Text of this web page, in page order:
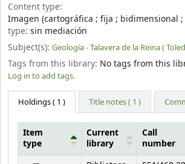
Content type:
Imagen (cartográfica ; fija ; bidimensional ;
type: sin mediación
Subject(s): Geología - Talavera de la Reina (
Tags from this library: No tags from this
Log in to add tags.
Holdings( 1 ) Title notes ( 1 )
Holdings
Item
type
Current
library
Call
number